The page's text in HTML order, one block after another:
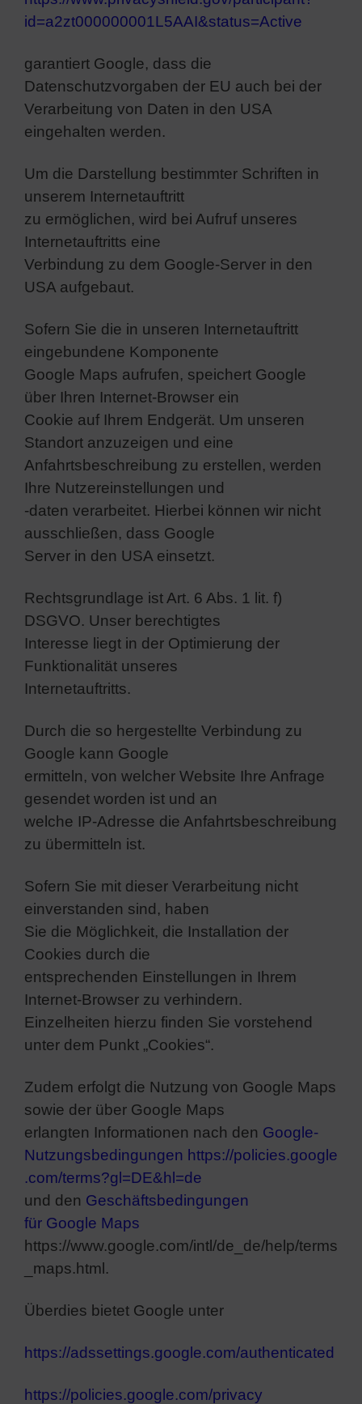
id=a2zt000000001L5AAI&status=Active
garantiert Google, dass die
Datenschutzvorgaben der EU auch bei der
Verarbeitung von Daten in den USA
eingehalten werden.
Um die Darstellung bestimmter Schriften in
unserem Internetauftritt
zu ermöglichen, wird bei Aufruf unseres
Internetauftritts eine
Verbindung zu dem Google-Server in den
USA aufgebaut.
Sofern Sie die in unseren Internetauftritt
eingebundene Komponente
Google Maps aufrufen, speichert Google
über Ihren Internet-Browser ein
Cookie auf Ihrem Endgerät. Um unseren
Standort anzuzeigen und eine
Anfahrtsbeschreibung zu erstellen, werden
Ihre Nutzereinstellungen und
-daten verarbeitet. Hierbei können wir nicht
ausschließen, dass Google
Server in den USA einsetzt.
Rechtsgrundlage ist Art. 6 Abs. 1 lit. f)
DSGVO. Unser berechtigtes
Interesse liegt in der Optimierung der
Funktionalität unseres
Internetauftritts.
Durch die so hergestellte Verbindung zu
Google kann Google
ermitteln, von welcher Website Ihre Anfrage
gesendet worden ist und an
welche IP-Adresse die Anfahrtsbeschreibung
zu übermitteln ist.
Sofern Sie mit dieser Verarbeitung nicht
einverstanden sind, haben
Sie die Möglichkeit, die Installation der
Cookies durch die
entsprechenden Einstellungen in Ihrem
Internet-Browser zu verhindern.
Einzelheiten hierzu finden Sie vorstehend
unter dem Punkt „Cookies“.
Zudem erfolgt die Nutzung von Google Maps
sowie der über Google Maps
erlangten Informationen nach den Google-
Nutzungsbedingungen https://policies.google
.com/terms?gl=DE&hl=de
und den Geschäftsbedingungen
für Google Maps
https://www.google.com/intl/de_de/help/terms
_maps.html.
Überdies bietet Google unter
https://adssettings.google.com/authenticated
https://policies.google.com/privacy